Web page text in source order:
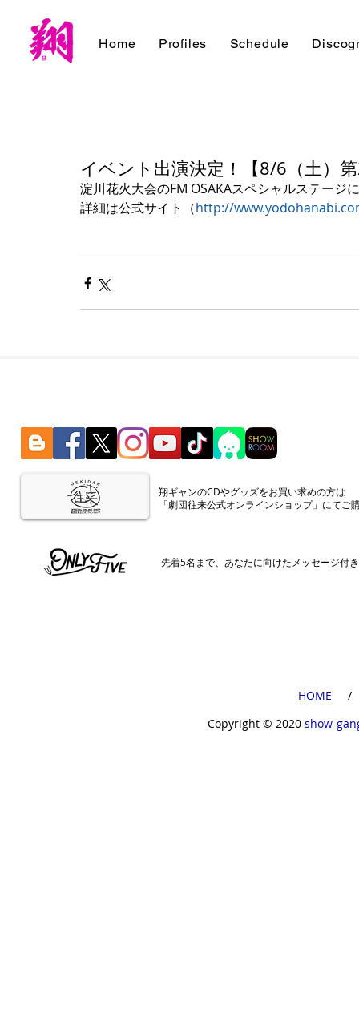
Home Profiles Schedule
イベント出演決定！【8/6（土）
淀川花火大会のFM OSAKAスペシャルステージ
詳細は公式サイト（http://
​翔ギャンのCDやグッズをお買い求めの方は
「劇団往来公式オンラインショップ」にてご
先着5名まで、あなたに向けたメッセージ付
​HOME
​ /
Copyright ©︎ 2020 show-